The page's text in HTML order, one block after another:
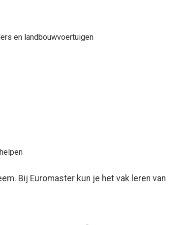
en landbouwvoertuigen
Bij Euromaster kun je het vak leren van